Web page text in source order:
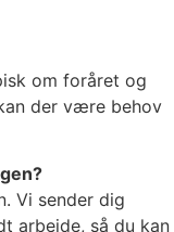
om foråret og
der være behov
Vi sender dig
arbejde, så du kan